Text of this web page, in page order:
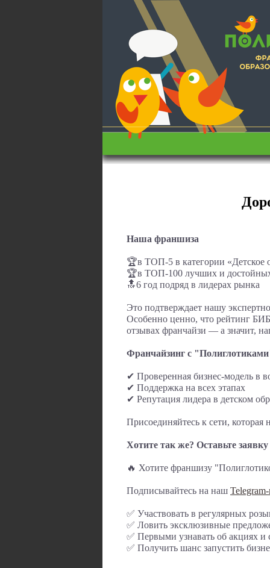
Наша франшиза
🏆в ТОП-5 в категории
🏆в ТОП-100 лучших и
🔝6 год подряд в лидерах рынка
Это подтверждает нашу
Особенно ценно, что рейтинг
отзывах франчайзи — а значит,
Франчайзинг с
✔ Проверенная бизнес-модель в
✔ Поддержка на всех этапах
✔ Репутация лидера в детском
Присоединяйтесь к сети, которая
Хотите так же? Оставьте
🔥 Хотите франшизу
Подписывайтесь на наш
✅ Участвовать в регулярных
✅ Ловить эксклюзивные
✅ Первыми узнавать об акциях и
✅ Получить шанс запустить